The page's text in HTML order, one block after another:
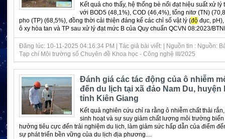
Kết quả cho thấy, hệ thống bè nổi đạt hiệu suất xử lý
với BOD5 (48,1%), COD (46,4%), tổng nitơ (TN)
pho (TP) (68,5%), đồng thời cải thiện đáng kể các chỉ số vật lý (độ đục,
ô xy hòa tan và TP sau xử lý đạt mức B của Quy chuẩn QCVN 08:2023/
Đăng lúc: 10-11-2025 04:16:34 PM | Tác giả bài viết: | Nguồn tin : Nguồn:
Tạp chí Môi trường số Chuyên đề Khoa học - Công nghệ III/2025
Đánh giá các tác động của ô nhiễm
đến du lịch tại xã đảo Nam Du, huyện
tỉnh Kiên Giang
Kết quả nghiên cứu chỉ ra rằng ô nhiễm chất thải
sinh hoạt và sự suy giảm chất lượng môi trường
hưởng tiêu cực đến trải nghiệm du lịch, làm giảm sức hấp dẫn của điểm
sự phát triển bền vững của du lịch địa phương....